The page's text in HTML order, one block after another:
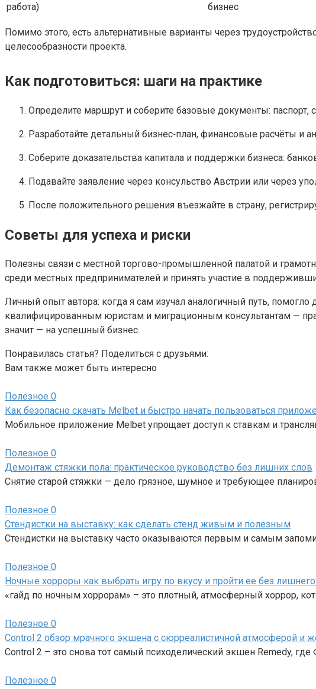
работа)
бизнес
Помимо этого, есть альтернативные варианты через
целесообразности проекта.
Как подготовиться: шаги на практике
Определите маршрут и соберите базовые документы: паспорт,
Разработайте детальный бизнес‑план, финансовые расчёты и
Соберите доказательства капитала и поддержки бизнеса:
Подавайте заявление через консульство Австрии или через
После положительного решения въезжайте в страну,
Советы для успеха и риски
Полезны связи с местной торгово-промышленной палатой и
среди местных предпринимателей и принять участие в
Личный опыт автора: когда я сам изучал аналогичный путь,
квалифицированным юристам и миграционным консультантам —
значит — на успешный бизнес.
Понравилась статья? Поделиться с друзьями:
Вам также может быть интересно
Полезное 0
Как безопасно скачать Melbet и быстро начать пользоваться
Мобильное приложение Melbet упрощает доступ к ставкам и
Полезное 0
Демонтаж стяжки пола: практическое руководство без лишних слов
Снятие старой стяжки — дело грязное, шумное и требующее
Полезное 0
Стендистки на выставку: как сделать стенд живым и полезным
Стендистки на выставку часто оказываются первым и самым
Полезное 0
Ночные хорроры как выбрать игру по вкусу и пройти ее без лишнего
«гайд по ночным хоррорам» – это плотный, атмосферный хоррор,
Полезное 0
Control 2 обзор мрачного экшена с сюрреалистичной атмосферой и
Control 2 – это снова тот самый психоделический экшен Remedy,
Полезное 0